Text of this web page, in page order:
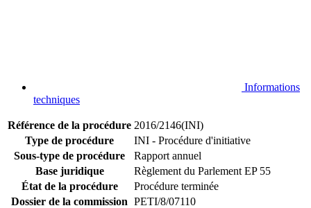
Informations
techniques
Référence de la procédure 2016/2146(INI)
Type de procédure
INI - Procédure d'initiative
Sous-type de procédure
Rapport annuel
Base juridique
Règlement du Parlement EP 55
État de la procédure
Procédure terminée
Dossier de la commission PETI/8/07110